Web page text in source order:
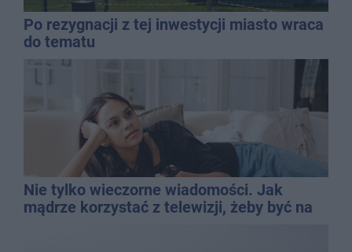
Po rezygnacji z tej inwestycji miasto wraca
do tematu
Nie tylko wieczorne wiadomości. Jak
mądrze korzystać z telewizji, żeby być na